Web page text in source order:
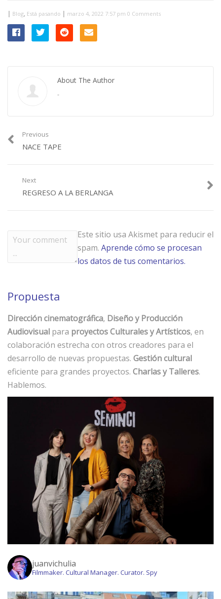
| Blog, Está pasando | marzo 4, 2022 7:57 pm 0 Comments
About The Author
-
Previous
NACE TAPE
Next
REGRESO A LA BERLANGA
Este sitio usa Akismet para reducir el
spam. Aprende cómo se procesan
los datos de tus comentarios.
Propuesta
Dirección cinematográfica, Diseño y Producción
Audiovisual para proyectos Culturales y Artísticos, en
colaboración estrecha con otros creadores para el
desarrollo de nuevas propuestas. Gestión cultural
eficiente para grandes proyectos. Charlas y Talleres.
Hablemos.
juanvichulia
Filmmaker. Cultural Manager. Curator. Spy